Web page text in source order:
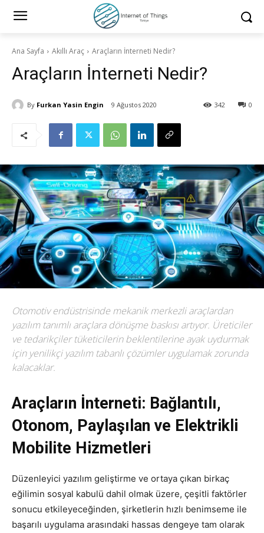
Ana Sayfa Akıllı Araç Araçların İnterneti Nedir?
Araçların İnterneti Nedir?
By Furkan Yasin Engin 9 Ağustos 2020 0
342
Otomotiv endüstrisinde mekanik merkezli araçlardan
yazılım tanımlı araçlara dönüşme baskısı artıyor. Üreticiler
ve tedarikçiler tüketicilerin beklentilerine ayak uydurmak
için yenilikçi yazılım tabanlı çözümler uygulamak zorunda
kalacaklar.
Araçların İnterneti: Bağlantılı,
Otonom, Paylaşılan ve Elektrikli
Mobilite Hizmetleri
Düzenleyici yazılım geliştirme ve ortaya çıkan birkaç
eğilimin sosyal kabulü dahil olmak üzere, çeşitli faktörler
sonucu etkileyeceğinden, şirketlerin hızlı benimseme ile
başarılı uygulama arasındaki hassas dengeye tam olarak